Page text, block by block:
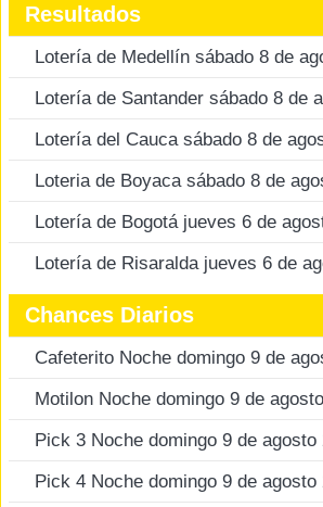
Resultados
Lotería de Medellín sábado 8 de
Lotería de Santander sábado 8 de
Lotería del Cauca sábado 8 de
Loteria de Boyaca sábado 8 de
Lotería de Bogotá jueves 6 de
Lotería de Risaralda jueves 6 de
Chances Diarios
Cafeterito Noche domingo 9 de
Motilon Noche domingo 9 de
Pick 3 Noche domingo 9 de agosto
Pick 4 Noche domingo 9 de agosto